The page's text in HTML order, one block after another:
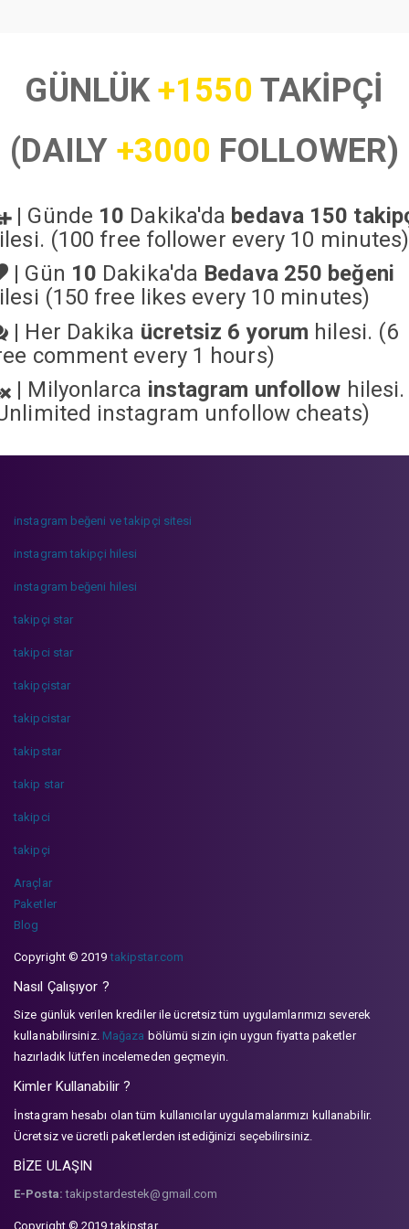
GÜNLÜK+1550 TAKİPÇİ
(DAILY +3000 FOLLOWER)
| Günde 10 Dakika'da bedava 150
(100 free follower every 10 minutes)
| Gün 10 Dakika'da Bedava 250 beğeni
(150 free likes every 10 minutes)
| Her Dakika ücretsiz 6 yorum hilesi. (6
comment every 1 hours)
| Milyonlarca instagram unfollow hilesi.
instagram unfollow cheats)
instagram beğeni ve takipçi sitesi
instagram takipçi hilesi
instagram beğeni hilesi
takipçi star
takipci star
takipçistar
takipcistar
takipstar
takip star
takipci
takipçi
Araçlar
Paketler
Blog
Copyright © 2019takipstar.com
Nasıl Çalışıyor ?
Size günlük verilen krediler ile ücretsiz tüm uygulamlarımızı severek
kullanabilirsiniz. Mağaza bölümü sizin için uygun fiyatta paketler
hazırladık lütfen incelemeden geçmeyin.
Kimler Kullanabilir ?
İnstagram hesabı olan tüm kullanıcılar uygulamalarımızı kullanabilir.
Ücretsiz ve ücretli paketlerden istediğinizi seçebilirsiniz.
BİZE ULAŞIN
E-Posta: takipstardestek@gmail.com
Copyright © 2019 takipstar.